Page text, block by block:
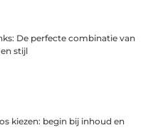
De perfecte combinatie van
stijl
kiezen: begin bij inhoud en